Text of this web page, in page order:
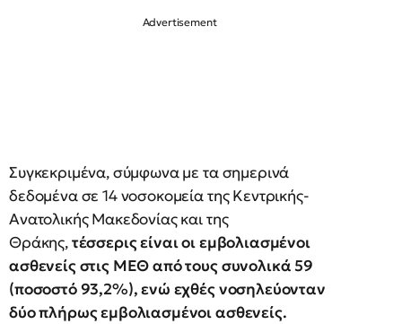
Συγκεκριμένα, σύμφωνα με τα σημερινά
δεδομένα σε 14 νοσοκομεία της Κεντρικής-
Ανατολικής Μακεδονίας και της
Θράκης,τέσσερις είναι οι εμβολιασμένοι
ασθενείς στις ΜΕΘ από τους συνολικά 59
(ποσοστό 93,2%), ενώ εχθές νοσηλεύονταν
δύο πλήρως εμβολιασμένοι ασθενείς.